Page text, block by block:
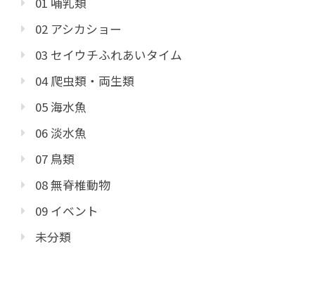
02 アシカショー
03 セイウチふれあいタイム
04 爬虫類・両生類
05 海水魚
06 淡水魚
07 鳥類
08 無脊椎動物
09 イベント
未分類